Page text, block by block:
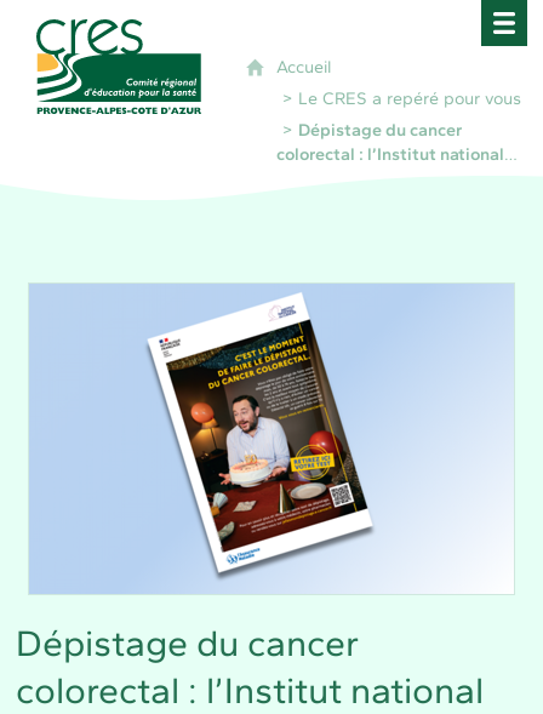
CRES Paca - Comité Régional d'Éducation
Accueil
Le CRES a repéré pour vous
Dépistage du cancer
colorectal : l’Institut national
du cancer rappelle l’urgence à
Dépistage du cancer
colorectal : l’Institut national